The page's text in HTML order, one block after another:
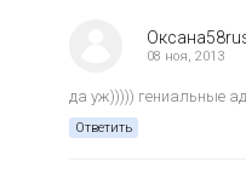
08 ноя, 2013
да уж))))) гениальные
Ответить